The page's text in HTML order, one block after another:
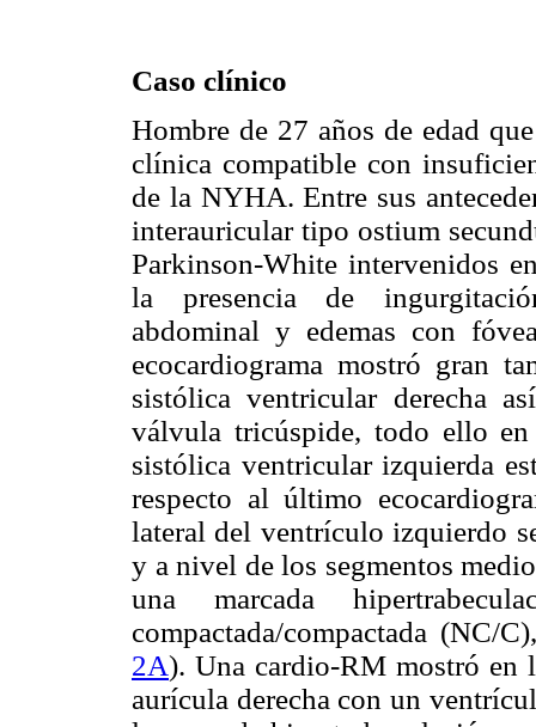
Caso clínico
Hombre de 27 años de edad
clínica compatible con
de la NYHA. Entre sus
interauricular tipo ostium
Parkinson-White intervenidos
la presencia de
abdominal y edemas con
ecocardiograma mostró gran
sistólica ventricular derecha
válvula tricúspide, todo ello
sistólica ventricular izquierda
respecto al último
lateral del ventrículo izquierdo
y a nivel de los segmentos
una marcada
compactada/compactada (NC/
2A). Una cardio-RM mostró en
aurícula derecha con un